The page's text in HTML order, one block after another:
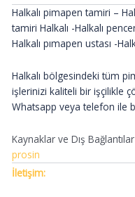
Halkalı pimapen tamiri –
tamiri Halkalı -Halkalı
Halkalı pımapen ustası -
Halkalı bölgesindeki tüm
işlerinizi kaliteli bir işçilikle
Whatsapp veya telefon ile
Kaynaklar ve Dış Bağlantılar
prosin
İletişim: